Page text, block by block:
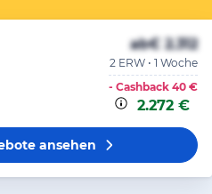
ab€ 2.312
2 ERW • 1 Woche
- Cashback 40 €
2.272 €
ansehen